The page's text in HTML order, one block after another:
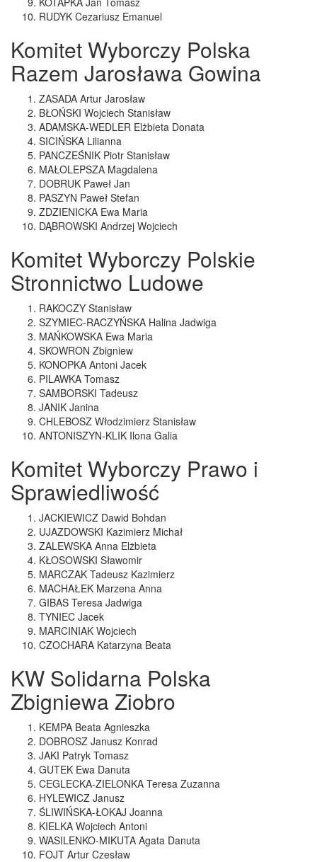
RUDYK Cezariusz Emanuel
Komitet Wyborczy Polska
Razem Jarosława Gowina
ZASADA Artur Jarosław
BŁOŃSKI Wojciech Stanisław
ADAMSKA-WEDLER Elżbieta Donata
SICIŃSKA Lilianna
PANCZEŚNIK Piotr Stanisław
MAŁOLEPSZA Magdalena
DOBRUK Paweł Jan
PASZYN Paweł Stefan
ZDZIENICKA Ewa Maria
DĄBROWSKI Andrzej Wojciech
Komitet Wyborczy Polskie
Stronnictwo Ludowe
RAKOCZY Stanisław
SZYMIEC-RACZYŃSKA Halina Jadwiga
MAŃKOWSKA Ewa Maria
SKOWRON Zbigniew
KONOPKA Antoni Jacek
PILAWKA Tomasz
SAMBORSKI Tadeusz
JANIK Janina
CHLEBOSZ Włodzimierz Stanisław
ANTONISZYN-KLIK Ilona Galia
Komitet Wyborczy Prawo i
Sprawiedliwość
JACKIEWICZ Dawid Bohdan
UJAZDOWSKI Kazimierz Michał
ZALEWSKA Anna Elżbieta
KŁOSOWSKI Sławomir
MARCZAK Tadeusz Kazimierz
MACHAŁEK Marzena Anna
GIBAS Teresa Jadwiga
TYNIEC Jacek
MARCINIAK Wojciech
CZOCHARA Katarzyna Beata
KW Solidarna Polska
Zbigniewa Ziobro
KEMPA Beata Agnieszka
DOBROSZ Janusz Konrad
JAKI Patryk Tomasz
GUTEK Ewa Danuta
CEGLECKA-ZIELONKA Teresa Zuzanna
HYLEWICZ Janusz
ŚLIWIŃSKA-ŁOKAJ Joanna
KIELKA Wojciech Antoni
WASILENKO-MIKUTA Agata Danuta
FOJT Artur Czesław